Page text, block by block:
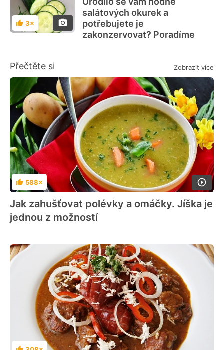
Hodnocení
3×
salátových okurek a
potřebujete je
zakonzervovat? Poradíme
Přečtěte si Zobrazit více
Hodnocení
588×
Jak zahušťovat polévky a omáčky. Jíška je
jednou z možností